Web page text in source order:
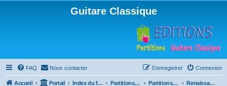
Guitare Classique
FAQ Nous contacter Connexion
S’enregistrer
Accueil Portail Index du forum Partitions pour guitare en libre téléchargement Partitions classées par compositeur Renaissance